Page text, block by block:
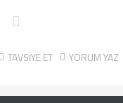
TAVSİYE ET YORUM YAZ